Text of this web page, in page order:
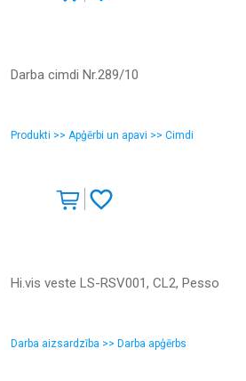
Darba cimdi Nr.289/10
Produkti >> Apģērbi un apavi >> Cimdi
Hi.vis veste LS-RSV001, CL2, Pesso
Darba aizsardzība >> Darba apģērbs